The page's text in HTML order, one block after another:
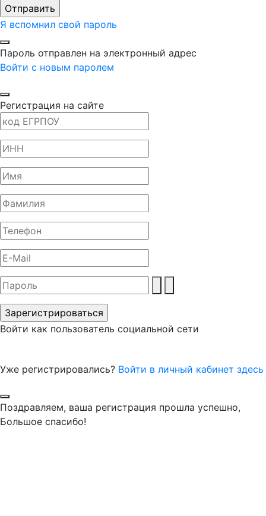
Я вспомнил свой пароль
Пароль отправлен на электронный адрес
Войти с новым паролем
Регистрация на сайте
Войти как пользователь социальной сети
Уже регистрировались? Войти в личный кабинет здесь
Поздравляем, ваша регистрация прошла успешно,
Большое спасибо!